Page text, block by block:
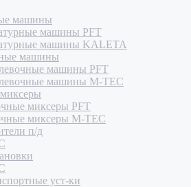
машины
машины PFT
машины KALETA
машины
машины PFT
машины M-TEC
миксеры PFT
миксеры M-TEC
п/д
уст-ки